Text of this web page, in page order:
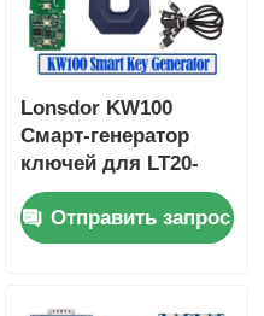
Lonsdor KW100
Смарт-генератор
ключей для LT20-
01/04 Поддержка
всех ключей
потерянные и
Отправить запрос